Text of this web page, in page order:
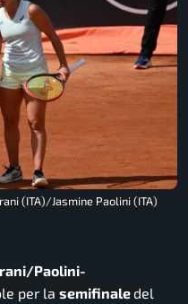
(ITA)/Jasmine Paolini (ITA)
Paolini-
per la semifinale del